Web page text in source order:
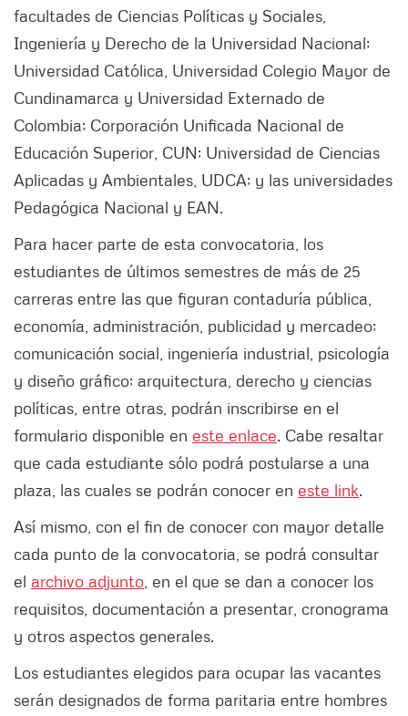
facultades de Ciencias Políticas y Sociales,
Ingeniería y Derecho de la Universidad Nacional;
Universidad Católica, Universidad Colegio Mayor de
Cundinamarca y Universidad Externado de
Colombia; Corporación Unificada Nacional de
Educación Superior, CUN; Universidad de Ciencias
Aplicadas y Ambientales, UDCA; y las universidades
Pedagógica Nacional y EAN.
Para hacer parte de esta convocatoria, los
estudiantes de últimos semestres de más de 25
carreras entre las que figuran contaduría pública,
economía, administración, publicidad y mercadeo;
comunicación social, ingeniería industrial, psicología
y diseño gráfico; arquitectura, derecho y ciencias
políticas, entre otras, podrán inscribirse en el
formulario disponible en este enlace. Cabe resaltar
que cada estudiante sólo podrá postularse a una
plaza, las cuales se podrán conocer en este link.
Así mismo, con el fin de conocer con mayor detalle
cada punto de la convocatoria, se podrá consultar
el archivo adjunto , en el que se dan a conocer los
requisitos, documentación a presentar, cronograma
y otros aspectos generales.
Los estudiantes elegidos para ocupar las vacantes
serán designados de forma paritaria entre hombres